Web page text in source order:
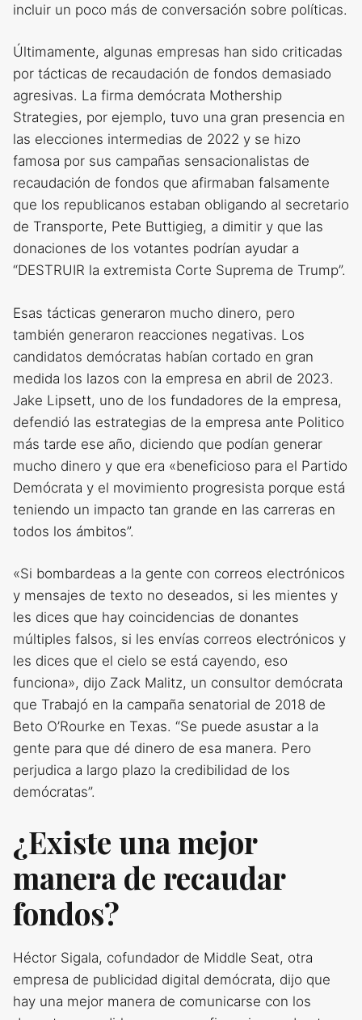
incluir un poco más de conversación sobre políticas.
Últimamente, algunas empresas han sido criticadas
por tácticas de recaudación de fondos demasiado
agresivas. La firma demócrata Mothership
Strategies, por ejemplo, tuvo una gran presencia en
las elecciones intermedias de 2022 y se hizo
famosa por sus campañas sensacionalistas de
recaudación de fondos que afirmaban falsamente
que los republicanos estaban obligando al secretario
de Transporte, Pete Buttigieg, a dimitir y que las
donaciones de los votantes podrían ayudar a
“DESTRUIR la extremista Corte Suprema de Trump”.
Esas tácticas generaron mucho dinero, pero
también generaron reacciones negativas. Los
candidatos demócratas habían cortado en gran
medida los lazos con la empresa en abril de 2023.
Jake Lipsett, uno de los fundadores de la empresa,
defendió las estrategias de la empresa ante Politico
más tarde ese año, diciendo que podían generar
mucho dinero y que era «beneficioso para el Partido
Demócrata y el movimiento progresista porque está
teniendo un impacto tan grande en las carreras en
todos los ámbitos”.
«Si bombardeas a la gente con correos electrónicos
y mensajes de texto no deseados, si les mientes y
les dices que hay coincidencias de donantes
múltiples falsos, si les envías correos electrónicos y
les dices que el cielo se está cayendo, eso
funciona», dijo Zack Malitz, un consultor demócrata
que Trabajó en la campaña senatorial de 2018 de
Beto O’Rourke en Texas. “Se puede asustar a la
gente para que dé dinero de esa manera. Pero
perjudica a largo plazo la credibilidad de los
demócratas”.
¿Existe una mejor
manera de recaudar
fondos?
Héctor Sigala, cofundador de Middle Seat, otra
empresa de publicidad digital demócrata, dijo que
hay una mejor manera de comunicarse con los